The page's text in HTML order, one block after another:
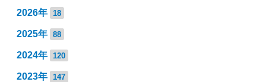
2026年 18
2025年 88
2024年 120
2023年 147